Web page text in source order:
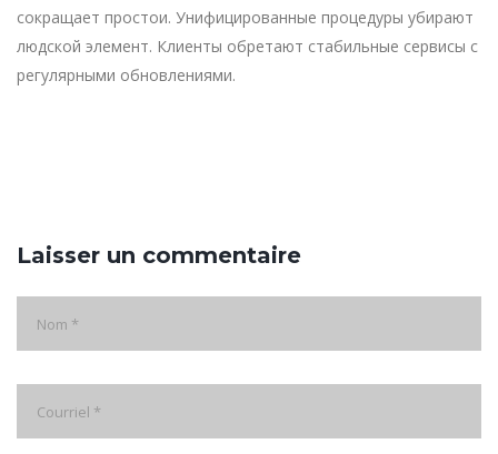
сокращает простои. Унифицированные процедуры убирают
людской элемент. Клиенты обретают стабильные сервисы с
регулярными обновлениями.
Laisser un commentaire